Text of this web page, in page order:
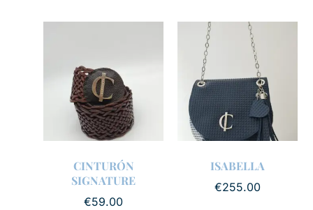
CINTURÓN
SIGNATURE
€59.00
ISABELLA
€255.00